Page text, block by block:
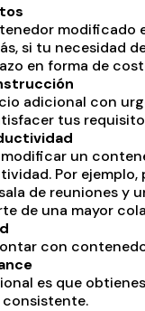
modificado
si tu necesidad
en forma de
adicional con
tus
un
Por
de reuniones y
de una mayor
con
es que
consistente.